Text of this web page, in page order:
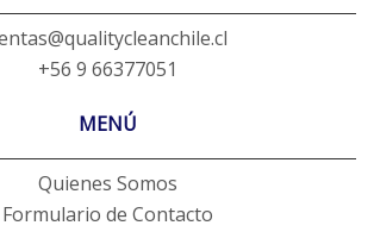
+56 9 66377051
MENÚ
Quienes Somos
Formulario de Contacto